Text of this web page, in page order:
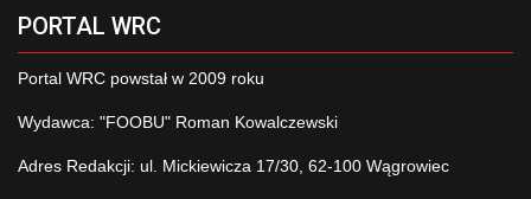
PORTAL WRC
Portal WRC powstał w 2009 roku
Wydawca: "FOOBU" Roman Kowalczewski
Adres Redakcji: ul. Mickiewicza 17/30, 62-100 Wągrowiec